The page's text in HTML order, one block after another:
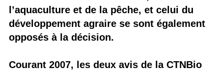
l’aquaculture et de la pêche, et celui du
développement agraire se sont également
opposés à la décision.
Courant 2007, les deux avis de la CTNBio